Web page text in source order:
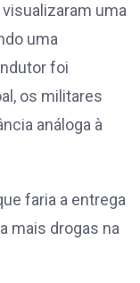
uma
uma
foi
os militares
análoga à
faria a entrega
mais drogas na